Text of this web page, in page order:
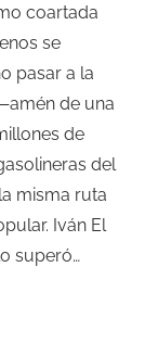
coartada
se
pasar a la
de una
de
del
misma ruta
Iván El
superó…